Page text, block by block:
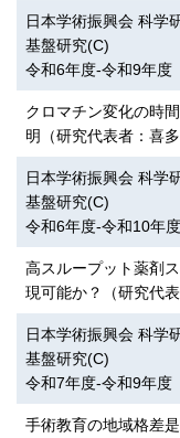
日本学術振興会 科学
基盤研究(C)
令和6年度-令和9年度
クロマチン変化の時
明（研究代表者：喜多
日本学術振興会 科学
基盤研究(C)
令和6年度-令和10年度
高スループット薬剤
現可能か？（研究代
日本学術振興会 科学
基盤研究(C)
令和7年度-令和9年度
手術教育の地域格差